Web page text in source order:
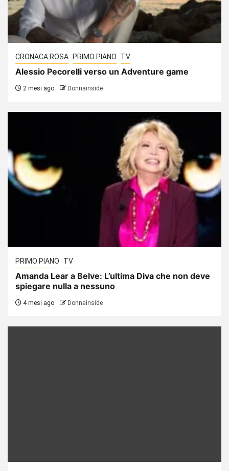
CRONACA ROSA PRIMO PIANO TV
Alessio Pecorelli verso un Adventure game
2 mesi ago Donnainside
PRIMO PIANO TV
Amanda Lear a Belve: L’ultima Diva che non deve
spiegare nulla a nessuno
4 mesi ago Donnainside